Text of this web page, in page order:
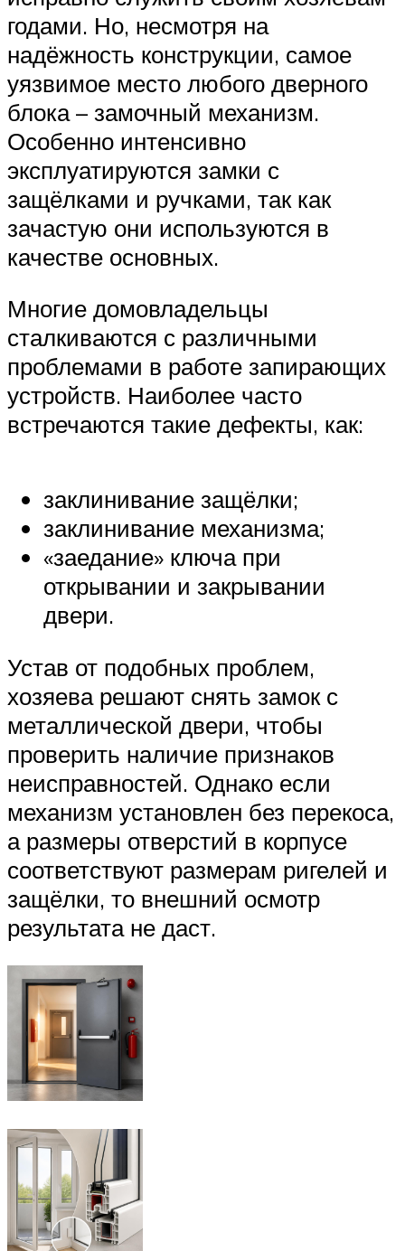
годами. Но, несмотря на
надёжность конструкции, самое
уязвимое место любого дверного
блока – замочный механизм.
Особенно интенсивно
эксплуатируются замки с
защёлками и ручками, так как
зачастую они используются в
качестве основных.
Многие домовладельцы
сталкиваются с различными
проблемами в работе запирающих
устройств. Наиболее часто
встречаются такие дефекты, как:
заклинивание защёлки;
заклинивание механизма;
«заедание» ключа при
открывании и закрывании
двери.
Устав от подобных проблем,
хозяева решают снять замок с
металлической двери, чтобы
проверить наличие признаков
неисправностей. Однако если
механизм установлен без перекоса,
а размеры отверстий в корпусе
соответствуют размерам ригелей и
защёлки, то внешний осмотр
результата не даст.